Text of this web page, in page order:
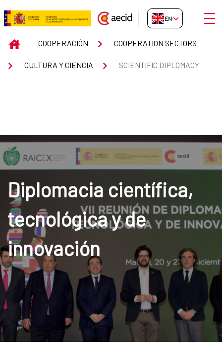
Skip to Main Content
SCIENTIFIC DIPLOMACY
EN-GB
INICIOCOOPERACIÓN COOPERATION SECTORS
CULTURA Y CIENCIA SCIENTIFIC DIPLOMACY
Diplomacia científica,
tecnológica y de
innovación